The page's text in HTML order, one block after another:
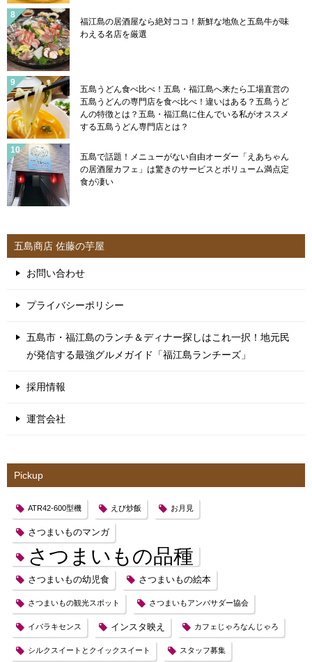
福江島の居酒屋なら絶対ココ！新鮮な地魚と五島牛が味
わえる名店を厳選
五島うどん食べ比べ！五島・福江島へ来たら工場直営の
五島うどんの専門店を食べ比べ！違いはある？五島うど
んの特徴とは？五島・福江島に住んでいる私がオススメ
する五島うどん専門店とは？
五島で話題！メニューがない自由オーダー「えあちゃん
の居酒屋カフェ」は驚きのサービスとボリューム満点定
食が凄い
五島商店 佐藤の芋屋
お問い合わせ
プライバシーポリシー
五島市・福江島のランチ＆ディナー探しはこれ一択！地元民
が発信する最強グルメガイド「福江島ランチーズ」
採用情報
運営会社
Pickup
ATR42-600型機 えび炒飯 お月見
さつまいものマンガ
さつまいもの品種
さつまいもの幼児食 さつまいもの絵本
さつまいもの観光スポット さつまいもアンバサダー協会
イバラキセンス インスタ映え カフェじゃろなんじゃろ
シルクスイートとクイックスイート スタッフ募集